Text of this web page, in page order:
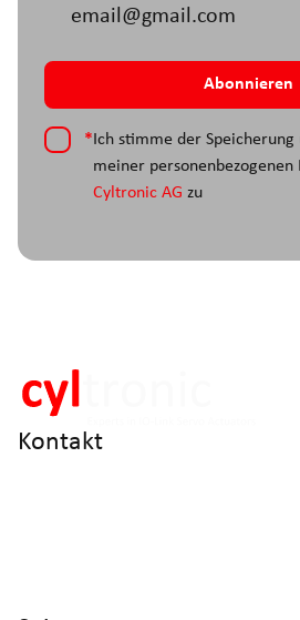
*Ich stimme der
meiner personenbezogenen
Cyltronic AG zu
Kontakt